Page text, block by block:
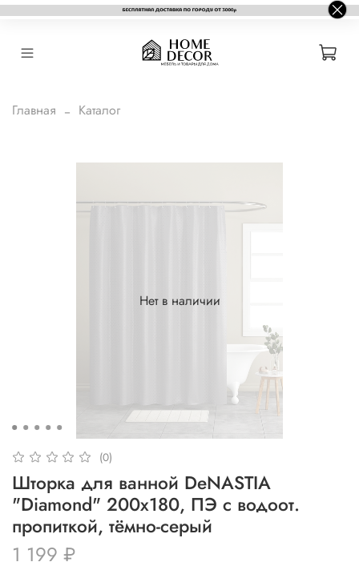
Главная Каталог
Нет в наличии
(0)
Шторка для ванной DeNASTIA
"Diamond" 200x180, ПЭ с водоот.
пропиткой, тёмно-серый
1 199 ₽